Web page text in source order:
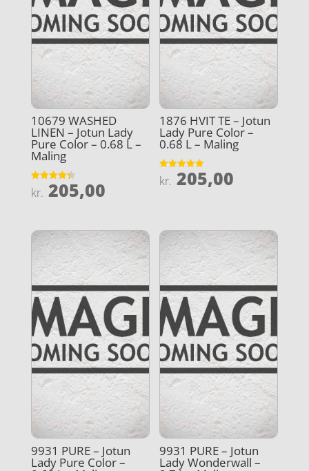
10679 WASHED
LINEN – Jotun Lady
Pure Color – 0.68 L –
Maling
Vurderet
4.4
kr. 205,00
1876 HVIT TE – Jotun
Lady Pure Color –
0.68 L – Maling
Vurderet
5
kr. 205,00
9931 PURE – Jotun
Lady Pure Color –
9931 PURE – Jotun
Lady Wonderwall –